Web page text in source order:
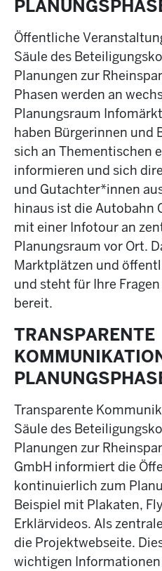
Öffentliche
Säule des
Planungen zur
Phasen werden an
Planungsraum
haben Bürgerinnen und
sich an Thementischen
informieren und sich
und Gutachter*innen
hinaus ist die Autobahn
mit einer Infotour an
Planungsraum vor Ort.
Marktplätzen und
und steht für Ihre
bereit.
TRANSPARENTE
Transparente
Säule des
Planungen zur
GmbH informiert die
kontinuierlich zum
Beispiel mit Plakaten,
Erklärvideos. Als
die Projektwebseite.
wichtigen